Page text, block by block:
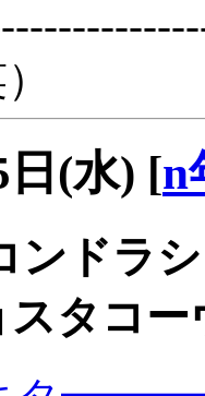
日(水) [n
ンドラ
タコ